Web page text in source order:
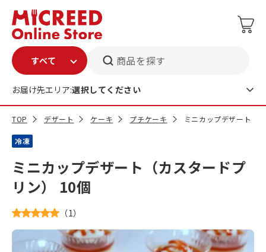
商品を探す
お届け先エリア:選択してください
TOP デザート ケーキ プチケーキ ミニカップデザート（
冷凍
ミニカップデザート（カスタードプ
リン） 10個
（1）